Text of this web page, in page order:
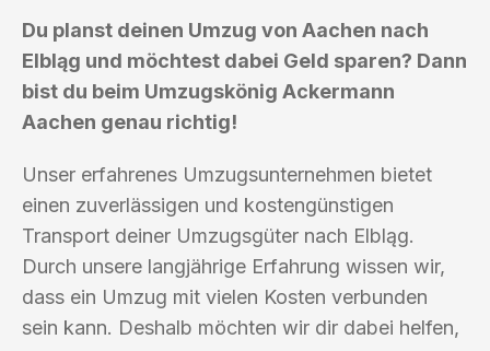
Du planst deinen Umzug von Aachen nach
Elbląg und möchtest dabei Geld sparen? Dann
bist du beim Umzugskönig Ackermann
Aachen genau richtig!
Unser erfahrenes Umzugsunternehmen bietet
einen zuverlässigen und kostengünstigen
Transport deiner Umzugsgüter nach Elbląg.
Durch unsere langjährige Erfahrung wissen wir,
dass ein Umzug mit vielen Kosten verbunden
sein kann. Deshalb möchten wir dir dabei helfen,